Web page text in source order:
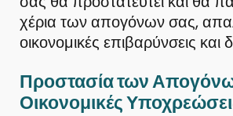
χέρια των απογόνων σας,
οικονομικές επιβαρύνσεις και
Προστασία των
Οικονομικές